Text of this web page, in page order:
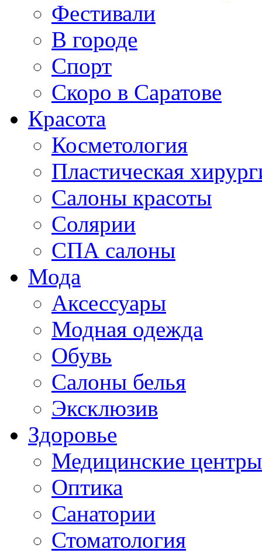
Фестивали
В городе
Спорт
Скоро в Саратове
Красота
Косметология
Пластическая
Салоны красоты
Солярии
СПА салоны
Мода
Аксессуары
Модная одежда
Обувь
Салоны белья
Эксклюзив
Здоровье
Медицинские центры
Оптика
Санатории
Стоматология